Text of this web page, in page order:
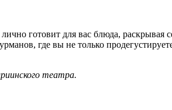
готовит для вас блюда, раскрывая
где вы не только
театра.